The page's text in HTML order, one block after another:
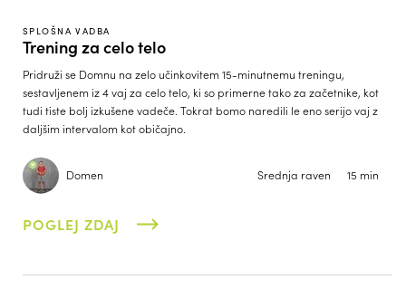
SPLOŠNA VADBA
Trening za celo telo
Pridruži se Domnu na zelo učinkovitem 15-minutnemu treningu,
sestavljenem iz 4 vaj za celo telo, ki so primerne tako za začetnike, kot
tudi tiste bolj izkušene vadeče. Tokrat bomo naredili le eno serijo vaj z
daljšim intervalom kot običajno.
Domen Srednja raven 15 min
POGLEJ ZDAJ